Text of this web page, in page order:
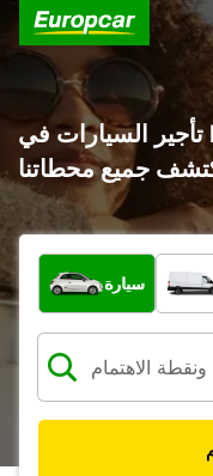
تأجير السيارات في Pozuelo de Alarcón :
جميع محطاتنا
ما نوع المركبة؟
سيارة